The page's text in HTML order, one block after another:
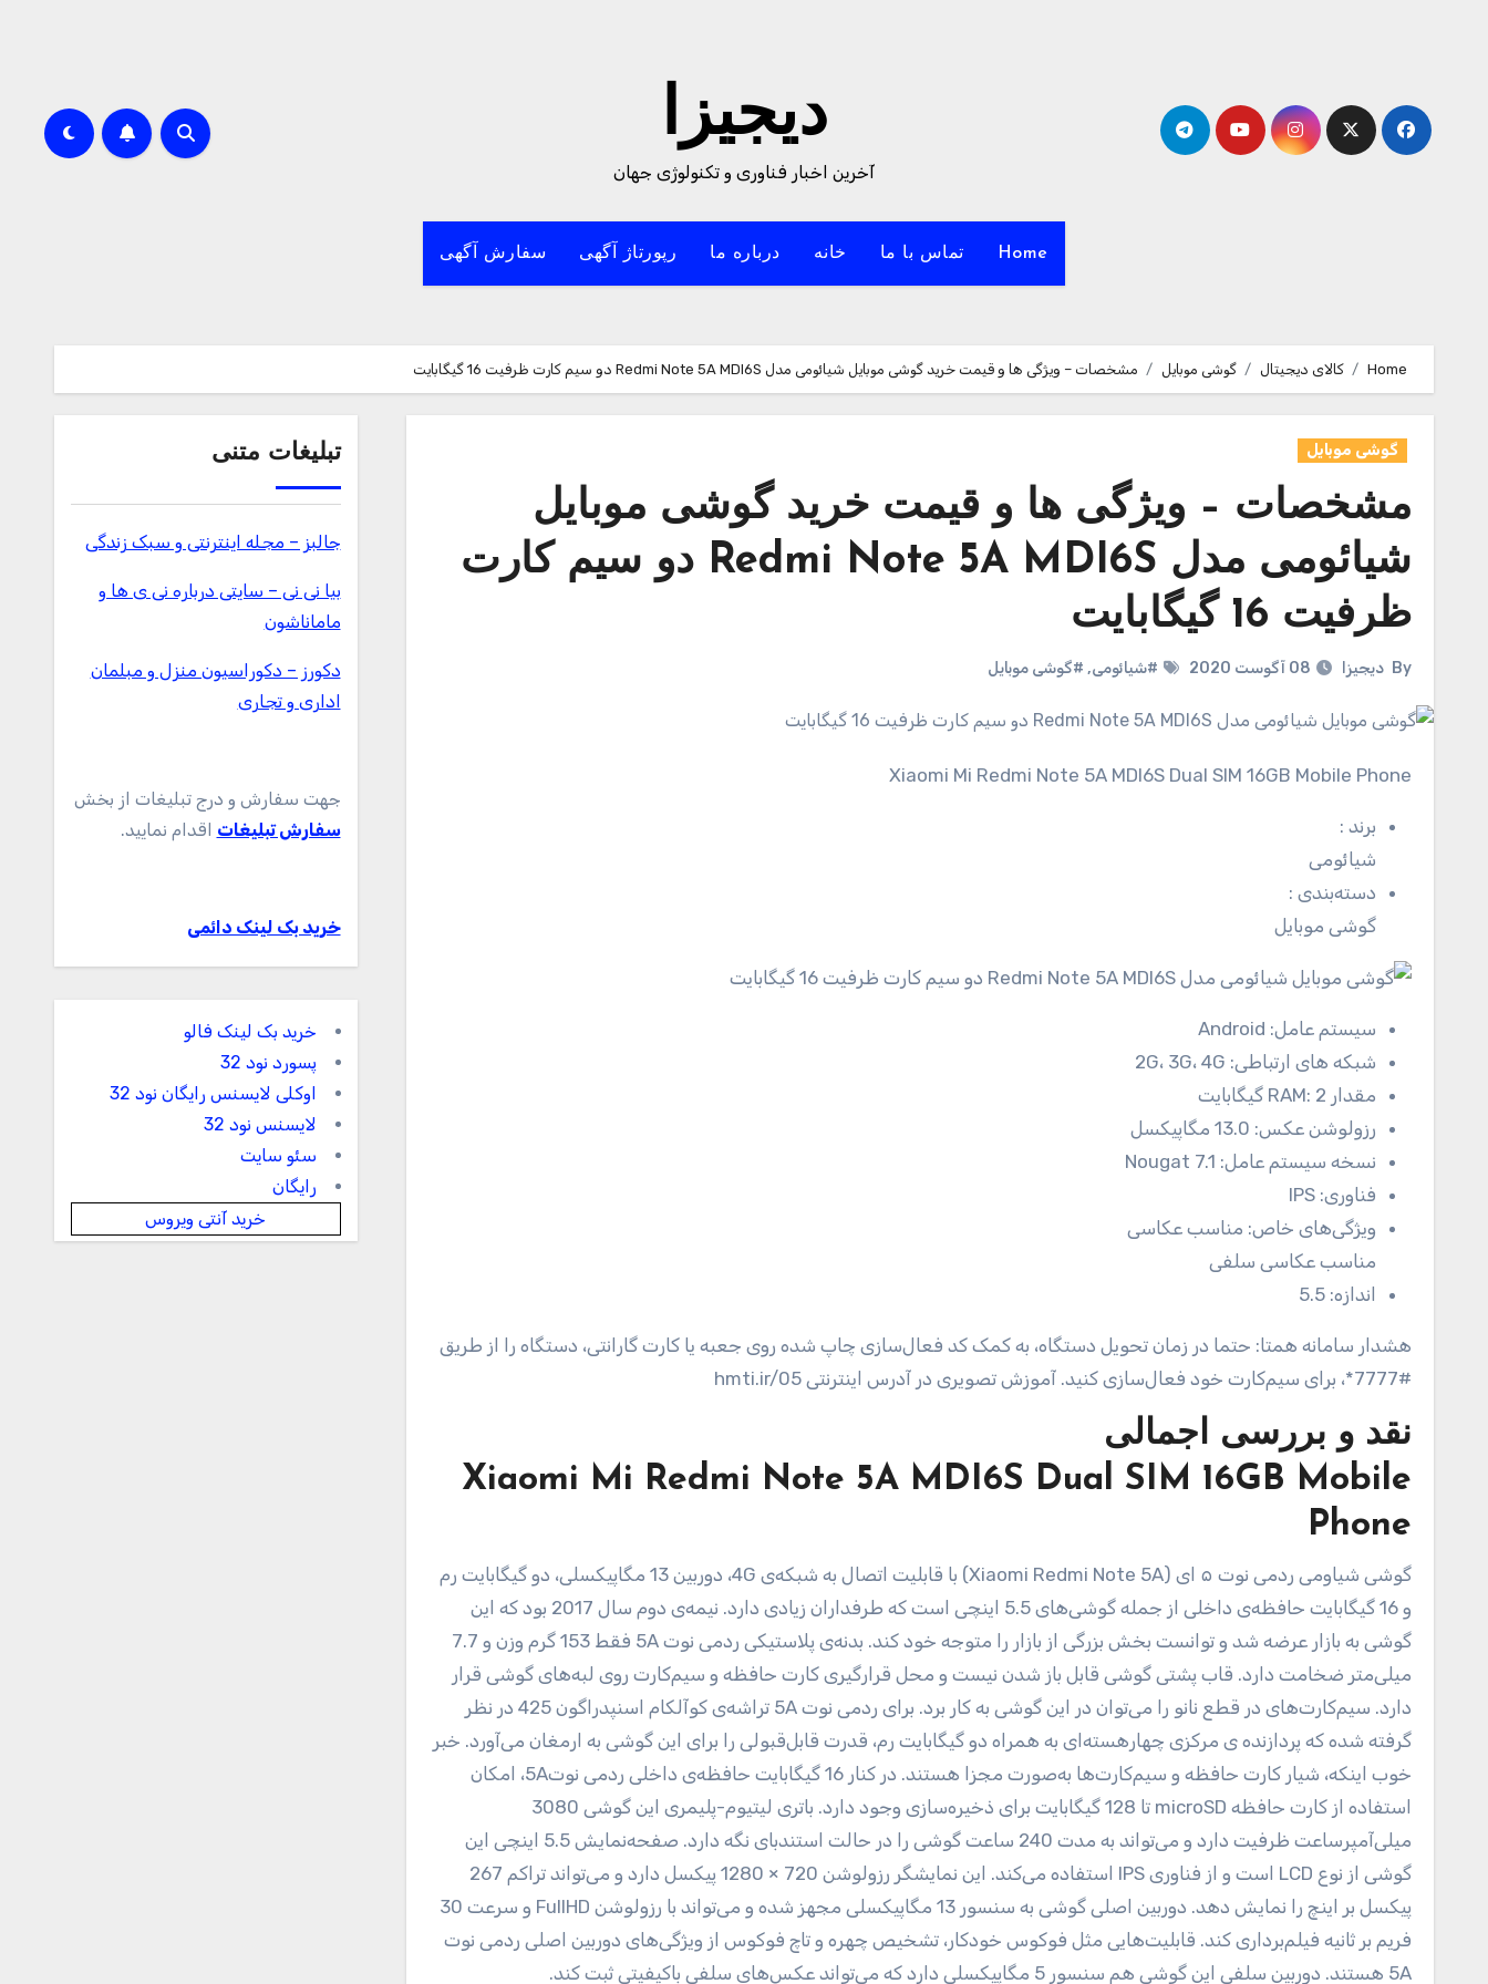
دیجیزا
آخرین اخبار فناوری و تکنولوژی جهان
Home تماس با ما خانه درباره ما رپورتاژ آگهی سفارش آگهی
Home کالای دیجیتال گوشی موبایل مشخصات – ویژگی ها و قیمت خرید گوشی موبایل شیائومی مدل Redmi Note 5A MDI6S دو سیم‌ کارت ظرفیت 16 گیگابایت
گوشی موبایل
مشخصات – ویژگی ها و قیمت خرید گوشی موبایل
شیائومی مدل Redmi Note 5A MDI6S دو سیم‌ کارت
ظرفیت 16 گیگابایت
By دیجیزا 08 آگوست 2020 #شیائومی, #گوشی موبایل
Xiaomi Mi Redmi Note 5A MDI6S Dual SIM 16GB Mobile Phone
برند :
شیائومی
دسته‌بندی :
گوشی موبایل
سیستم عامل: Android
شبکه های ارتباطی: 2G، 3G، 4G
مقدار RAM: 2 گیگابایت
رزولوشن عکس: 13.0 مگاپیکسل
نسخه سیستم عامل: Nougat 7.1
فناوری: IPS
ویژگی‌های خاص: مناسب عکاسی
مناسب عکاسی سلفی
اندازه: 5.5
هشدار سامانه همتا: حتما در زمان تحویل دستگاه، به کمک کد فعال‌سازی چاپ شده روی جعبه یا کارت گارانتی، دستگاه را از طریق
#7777*، برای سیم‌کارت خود فعال‌سازی کنید. آموزش تصویری در آدرس اینترنتی hmti.ir/05
نقد و بررسی اجمالی
Xiaomi Mi Redmi Note 5A MDI6S Dual SIM 16GB Mobile
Phone
گوشی شیاومی ردمی نوت ۵ ای (Xiaomi Redmi Note 5A) با قابلیت اتصال به شبکه‌‌ی 4G، دوربین 13 مگاپیکسلی، دو گیگابایت رم
و 16 گیگابایت حافظه‌ی داخلی از جمله گوشی‌های 5.5 اینچی است که طرفداران زیادی دارد. نیمه‌ی دوم سال 2017 بود که این
گوشی به بازار عرضه شد و توانست بخش بزرگی از بازار را متوجه خود کند. بدنه‌ی پلاستیکی ردمی نوت 5A فقط 153 گرم وزن و 7.7
میلی‌متر ضخامت دارد. قاب پشتی گوشی قابل باز شدن نیست و محل قرارگیری کارت حافظه و سیم‌کارت روی لبه‌های گوشی قرار
دارد. سیم‌کارت‌های در قطع نانو را می‌توان در این گوشی به کار برد. برای ردمی نوت 5A تراشه‌ی کوآلکام اسنپدراگون 425 در نظر
گرفته شده که پردازنده ی مرکزی چهارهسته‌ای به همراه دو گیگابایت رم، قدرت قابل‌قبولی را برای این گوشی به ارمغان می‌آورد. خبر
خوب اینکه، شیار کارت حافظه و سیم‌کارت‌ها به‌صورت مجزا هستند. در کنار 16 گیگابایت حافظه‌ی داخلی ردمی نوت5A، امکان
استفاده از کارت حافظه microSD تا 128 گیگابایت برای ذخیره‌سازی وجود دارد. باتری لیتیوم-پلیمری این گوشی 3080
میلی‌آمپرساعت ظرفیت دارد و می‌تواند به مدت 240 ساعت گوشی را در حالت استندبای نگه دارد. صفحه‌نمایش 5.5 اینچی این
گوشی از نوع LCD است و از فناوری IPS استفاده می‌کند. این نمایشگر رزولوشن 720 × 1280 پیکسل دارد و می‌تواند تراکم 267
پیکسل بر اینچ را نمایش دهد. دوربین اصلی گوشی به سنسور 13 مگاپیکسلی مجهز شده و می‌تواند با رزولوشن FullHD و سرعت 30
فریم بر ثانیه فیلم‌برداری کند. قابلیت‌هایی مثل فوکوس خودکار، تشخیص چهره و تاچ فوکوس از ویژگی‌های دوربین اصلی ردمی نوت
5A هستند. دوربین سلفی این گوشی هم سنسور 5 مگاپیکسلی دارد که می‌تواند عکس‌های سلفی باکیفیتی ثبت کند.
تبلیغات متنی
جالبز – مجله اینترنتی و سبک زندگی
بیا نی نی – سایتی درباره نی ی ها و
ماماناشون
دکورز – دکوراسیون منزل و مبلمان
اداری و تجاری
جهت سفارش و درج تبلیغات از بخش
سفارش تبلیغات اقدام نمایید.
خرید بک لینک دائمی
خرید بک لینک فالو
پسورد نود 32
اوکلی لایسنس رایگان نود 32
لایسنس نود 32
سئو سایت
رایگان
خرید آنتی ویروس